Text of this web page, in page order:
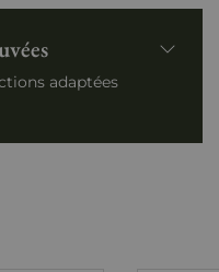
adaptées